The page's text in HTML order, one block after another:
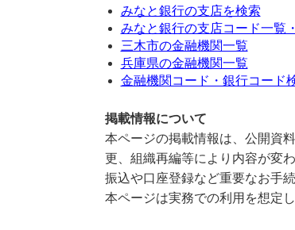
みなと銀行の支店を検索
みなと銀行の支店コード一覧
三木市の金融機関一覧
兵庫県の金融機関一覧
金融機関コード・銀行コード
掲載情報について
本ページの掲載情報は、公開資
更、組織再編等により内容が変
振込や口座登録など重要なお手
本ページは実務での利用を想定